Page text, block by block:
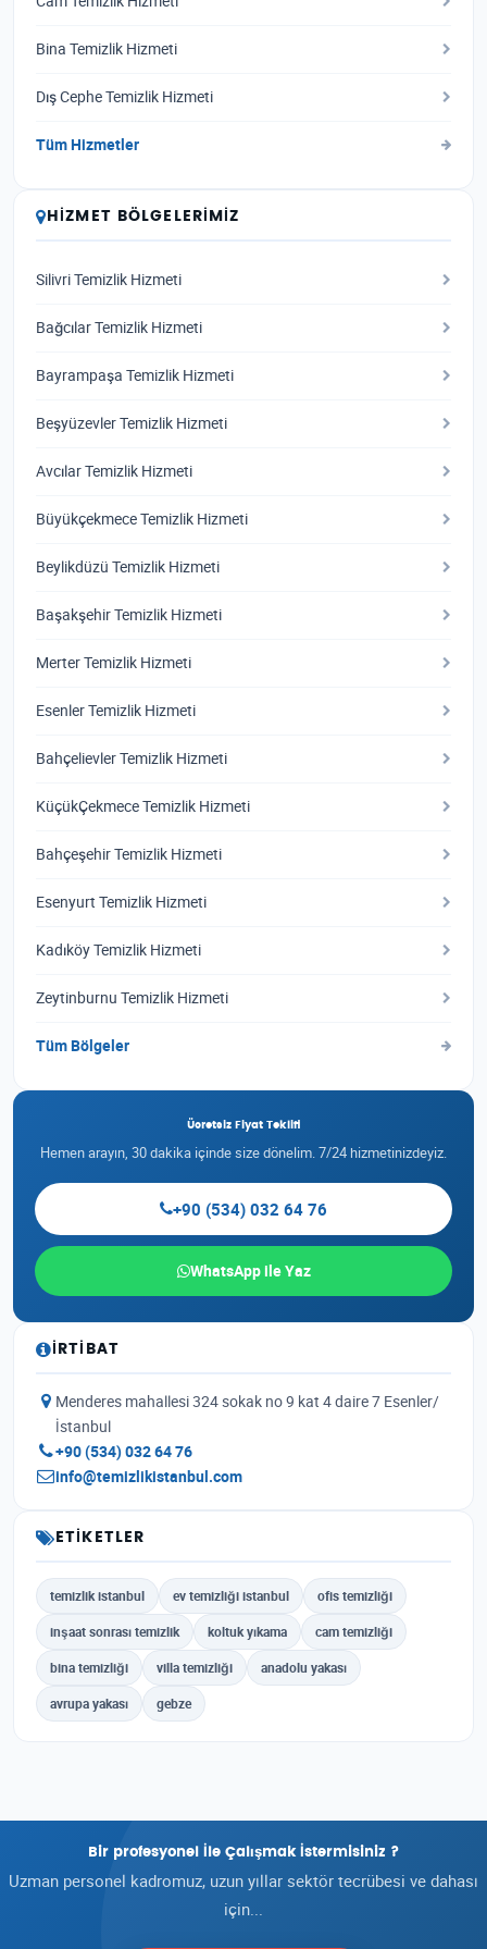
Bina Temizlik Hizmeti
Dış Cephe Temizlik Hizmeti
Tüm Hizmetler
HIZMET BÖLGELERIMIZ
Silivri Temizlik Hizmeti
Bağcılar Temizlik Hizmeti
Bayrampaşa Temizlik Hizmeti
Beşyüzevler Temizlik Hizmeti
Avcılar Temizlik Hizmeti
Büyükçekmece Temizlik Hizmeti
Beylikdüzü Temizlik Hizmeti
Başakşehir Temizlik Hizmeti
Merter Temizlik Hizmeti
Esenler Temizlik Hizmeti
Bahçelievler Temizlik Hizmeti
KüçükÇekmece Temizlik Hizmeti
Bahçeşehir Temizlik Hizmeti
Esenyurt Temizlik Hizmeti
Kadıköy Temizlik Hizmeti
Zeytinburnu Temizlik Hizmeti
Tüm Bölgeler
Ücretsiz Fiyat Teklifi
Hemen arayın, 30 dakika içinde size dönelim. 7/24 hizmetinizdeyiz.
+90 (534) 032 64 76
WhatsApp ile Yaz
İRTIBAT
Menderes mahallesi 324 sokak no 9 kat 4 daire 7 Esenler/
İstanbul
+90 (534) 032 64 76
info@temizlikistanbul.com
ETIKETLER
temizlik istanbul ev temizliği istanbul ofis temizliği
inşaat sonrası temizlik koltuk yıkama cam temizliği
bina temizliği villa temizliği anadolu yakası
avrupa yakası gebze
Bir profesyonel İle Çalışmak İstermisiniz ?
Uzman personel kadromuz, uzun yıllar sektör tecrübesi ve dahası
için...